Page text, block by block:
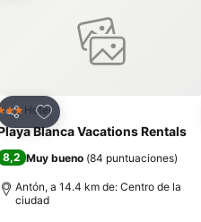
Compartir
Agregar a favoritos
Estrellas
Hotel
Blanca Vacations Rentals
8,2 Muy bueno (84 puntuaciones)
Antón, a 14.4 km de: Centro de la
ciudad